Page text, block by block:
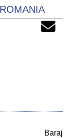
Baraj